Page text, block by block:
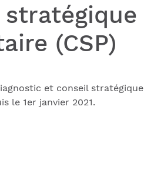
stratégique
(CSP)
et conseil stratégique
le 1er janvier 2021.